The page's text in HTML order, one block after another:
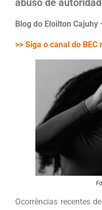
abuso de
Blog do Eloilton Cajuhy
>> Siga o canal do BEC
Ocorrências recentes